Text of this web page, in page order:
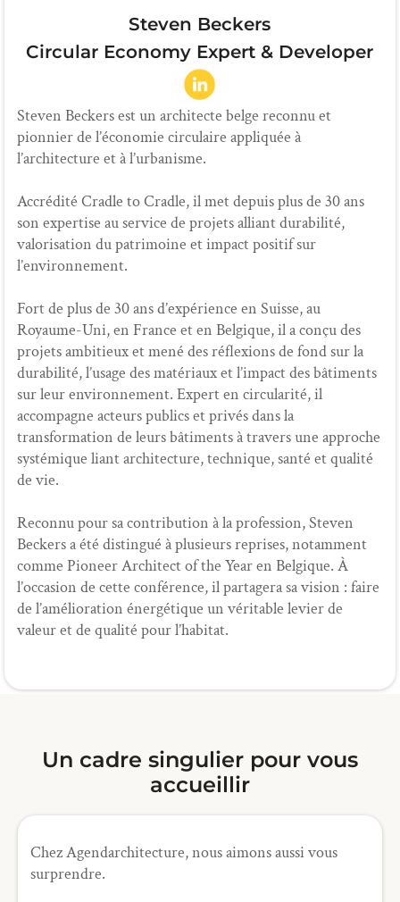
Steven Beckers
Circular Economy Expert & Developer
Steven Beckers est un architecte belge reconnu et
pionnier de l’économie circulaire appliquée à
l’architecture et à l’urbanisme.
Accrédité Cradle to Cradle, il met depuis plus de 30 ans
son expertise au service de projets alliant durabilité,
valorisation du patrimoine et impact positif sur
l’environnement.
Fort de plus de 30 ans d’expérience en Suisse, au
Royaume-Uni, en France et en Belgique, il a conçu des
projets ambitieux et mené des réflexions de fond sur la
durabilité, l’usage des matériaux et l’impact des bâtiments
sur leur environnement. Expert en circularité, il
accompagne acteurs publics et privés dans la
transformation de leurs bâtiments à travers une approche
systémique liant architecture, technique, santé et qualité
de vie.
Reconnu pour sa contribution à la profession, Steven
Beckers a été distingué à plusieurs reprises, notamment
comme Pioneer Architect of the Year en Belgique. À
l’occasion de cette conférence, il partagera sa vision : faire
de l’amélioration énergétique un véritable levier de
valeur et de qualité pour l’habitat.
Un cadre singulier pour vous
accueillir
Chez Agendarchitecture, nous aimons aussi vous
surprendre.